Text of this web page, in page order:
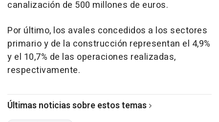
canalización de 500 millones de euros.
Por último, los avales concedidos a los sectores
primario y de la construcción representan el 4,9%
y el 10,7% de las operaciones realizadas,
respectivamente.
Últimas noticias sobre estos temas